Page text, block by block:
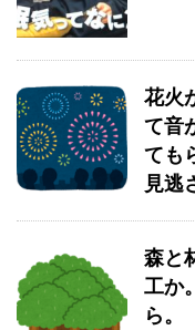
花火
て音
ても
見逃
森と
工か
ら。